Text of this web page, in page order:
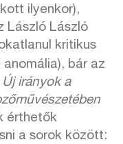
ilyenkor),
László László
kritikus
anomália), bár az
Új irányok a
érthetők
a sorok között: